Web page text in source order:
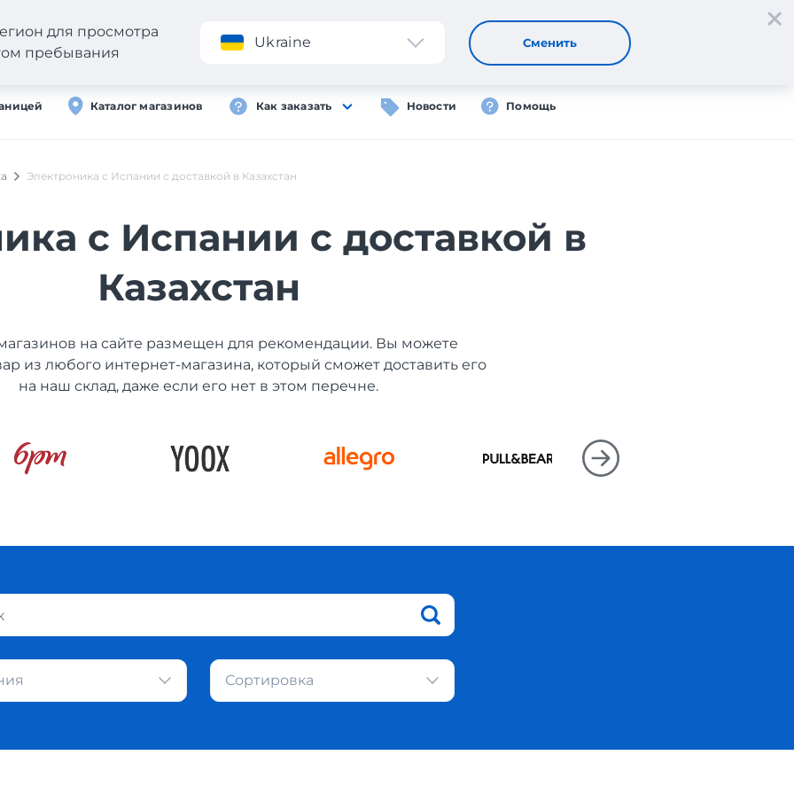
Регистрация
Каталог магазинов Как заказать Новости Помощь
для просмотра
пребывания
Ukraine Сменить
Электроника с Испании с доставкой в Казахстан
с Испании с доставкой в
Казахстан
на сайте размещен для рекомендации. Вы можете
из любого интернет-магазина, который сможет доставить его
на наш склад, даже если его нет в этом перечне.
Сортировка